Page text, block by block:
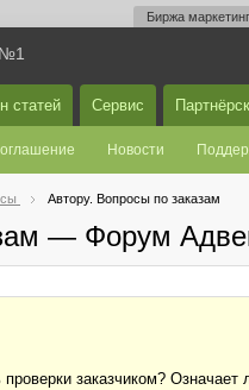
Биржа
статей Сервис
Новости
Автору. Вопросы по заказам
— Форум
заказчиком?